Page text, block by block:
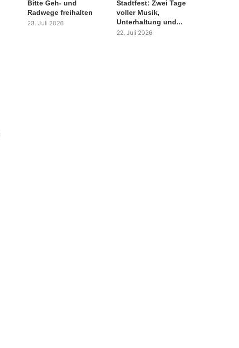
Bitte Geh- und
Radwege freihalten
23. Juli 2026
Stadtfest: Zwei Tage
voller Musik,
Unterhaltung und...
22. Juli 2026